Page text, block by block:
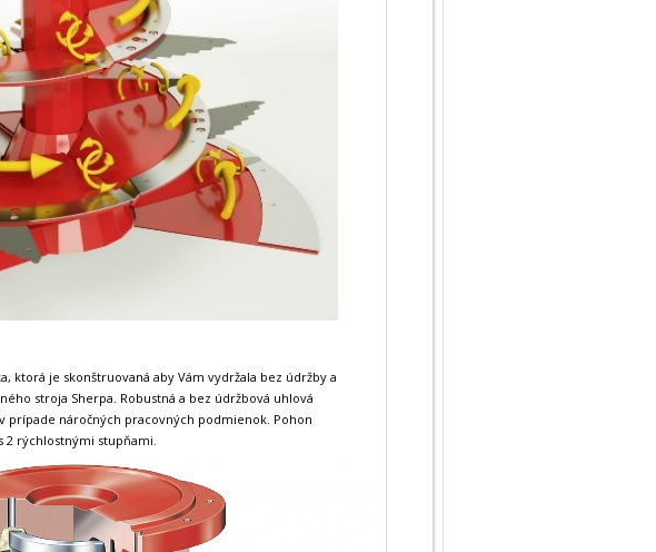
ktorá je skonštruovaná aby Vám vydržala bez údržby a
stroja Sherpa. Robustná a bez údržbová uhlová
prípade náročných pracovných podmienok. Pohon
2 rýchlostnými stupňami.